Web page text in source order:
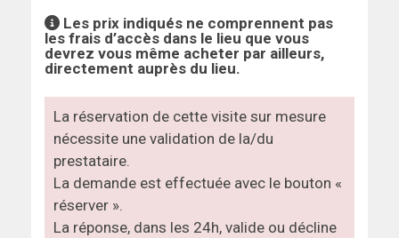
Les prix indiqués ne comprennent pas
les frais d’accès dans le lieu que vous
devrez vous même acheter par ailleurs,
directement auprès du lieu.
La réservation de cette visite sur mesure
nécessite une validation de la/du
prestataire.
La demande est effectuée avec le bouton «
réserver ».
La réponse, dans les 24h, valide ou décline